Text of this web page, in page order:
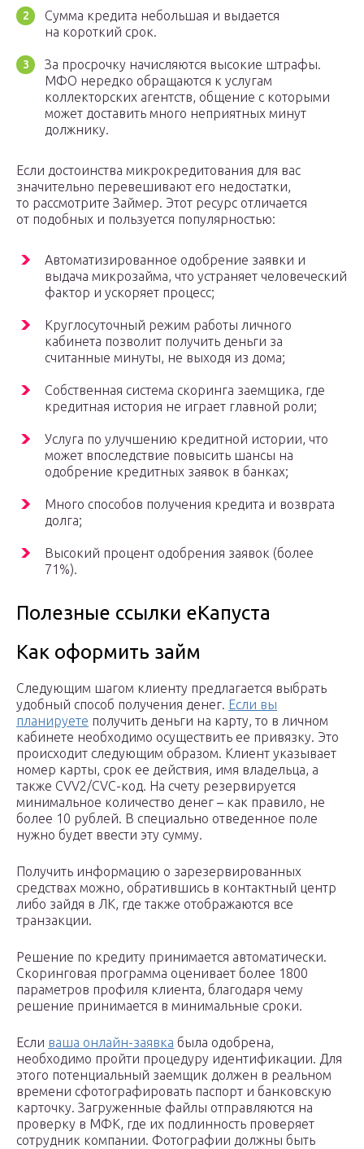
Сумма кредита небольшая и выдается
на короткий срок.
За просрочку начисляются высокие штрафы.
МФО нередко обращаются к услугам
коллекторских агентств, общение с которыми
может доставить много неприятных минут
должнику.
Если достоинства микрокредитования для вас
значительно перевешивают его недостатки,
то рассмотрите Займер. Этот ресурс отличается
от подобных и пользуется популярностью:
Автоматизированное одобрение заявки и
выдача микрозайма, что устраняет человеческий
фактор и ускоряет процесс;
Круглосуточный режим работы личного
кабинета позволит получить деньги за
считанные минуты, не выходя из дома;
Собственная система скоринга заемщика, где
кредитная история не играет главной роли;
Услуга по улучшению кредитной истории, что
может впоследствие повысить шансы на
одобрение кредитных заявок в банках;
Много способов получения кредита и возврата
долга;
Высокий процент одобрения заявок (более
71%).
Полезные ссылки еКапуста
Как оформить займ
Следующим шагом клиенту предлагается выбрать
удобный способ получения денег. Если вы
планируете получить деньги на карту, то в личном
кабинете необходимо осуществить ее привязку. Это
происходит следующим образом. Клиент указывает
номер карты, срок ее действия, имя владельца, а
также CVV2/CVC-код. На счету резервируется
минимальное количество денег – как правило, не
более 10 рублей. В специально отведенное поле
нужно будет ввести эту сумму.
Получить информацию о зарезервированных
средствах можно, обратившись в контактный центр
либо зайдя в ЛК, где также отображаются все
транзакции.
Решение по кредиту принимается автоматически.
Скоринговая программа оценивает более 1800
параметров профиля клиента, благодаря чему
решение принимается в минимальные сроки.
Если ваша онлайн-заявка была одобрена,
необходимо пройти процедуру идентификации. Для
этого потенциальный заемщик должен в реальном
времени сфотографировать паспорт и банковскую
карточку. Загруженные файлы отправляются на
проверку в МФК, где их подлинность проверяет
сотрудник компании. Фотографии должны быть